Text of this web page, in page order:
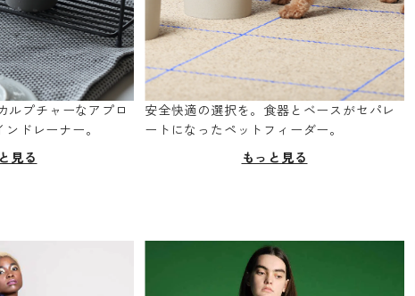
ルプチャーなアプロ
ドレーナー。
見る
安全快適の選択を。食器とベースがセパレ
ートになったペットフィーダー。
もっと見る